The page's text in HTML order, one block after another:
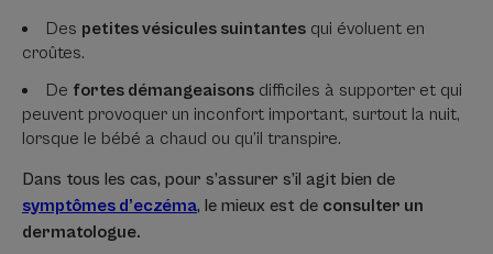
Des petites vésicules suintantes qui évoluent en
croûtes.
De fortes démangeaisons difficiles à supporter et qui
peuvent provoquer un inconfort important, surtout la nuit,
lorsque le bébé a chaud ou qu’il transpire.
Dans tous les cas, pour s’assurer s’il agit bien de
symptômes d’eczéma, le mieux est de consulter un
dermatologue.